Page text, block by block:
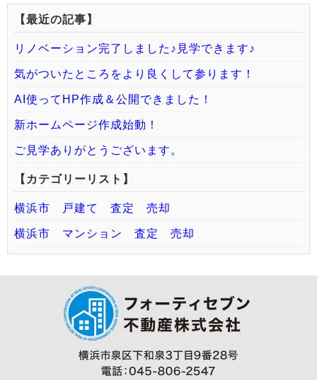
【最近の記事】
リノベーション完了しました♪見学できます♪
気がついたところをより良くして参ります！
AI使ってHP作成＆公開できました！
新ホームページ作成始動！
ご見学ありがとうございます。
【カテゴリーリスト】
横浜市 戸建て 査定 売却
横浜市 マンション 査定 売却